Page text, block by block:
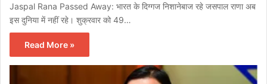
Jaspal Rana Passed Away: भारत के दिग्गज निशानेबाज रहे जसपाल राणा अब
इस दुनिया में नहीं रहे। शुक्रवार को 49…
Read More »